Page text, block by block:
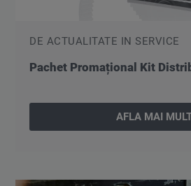
DE ACTUALITATE IN SERVICE
Pachet Promațional Kit
AFLA MAI